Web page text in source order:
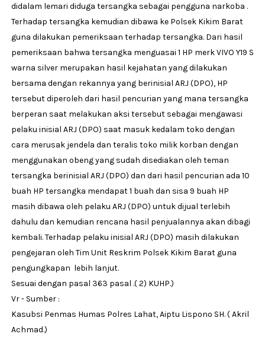
didalam lemari diduga tersangka sebagai pengguna narkoba .
Terhadap tersangka kemudian dibawa ke Polsek Kikim Barat
guna dilakukan pemeriksaan terhadap tersangka. Dari hasil
pemeriksaan bahwa tersangka menguasai 1 HP merk VIVO Y19 S
warna silver merupakan hasil kejahatan yang dilakukan
bersama dengan rekannya yang berinisial ARJ (DPO), HP
tersebut diperoleh dari hasil pencurian yang mana tersangka
berperan saat melakukan aksi tersebut sebagai mengawasi
pelaku inisial ARJ (DPO) saat masuk kedalam toko dengan
cara merusak jendela dan teralis toko milik korban dengan
menggunakan obeng yang sudah disediakan oleh teman
tersangka berinisial ARJ (DPO) dan dari hasil pencurian ada 10
buah HP tersangka mendapat 1 buah dan sisa 9 buah HP
masih dibawa oleh pelaku ARJ (DPO) untuk dijual terlebih
dahulu dan kemudian rencana hasil penjualannya akan dibagi
kembali. Terhadap pelaku inisial ARJ (DPO) masih dilakukan
pengejaran oleh Tim Unit Reskrim Polsek Kikim Barat guna
pengungkapan lebih lanjut.
Sesuai dengan pasal 363 pasal .( 2) KUHP.)
Vr - Sumber :
Kasubsi Penmas Humas Polres Lahat, Aiptu Lispono SH. ( Akril
Achmad.)